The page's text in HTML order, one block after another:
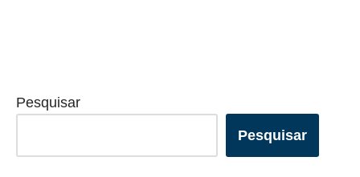
Pesquisar
Pesquisar